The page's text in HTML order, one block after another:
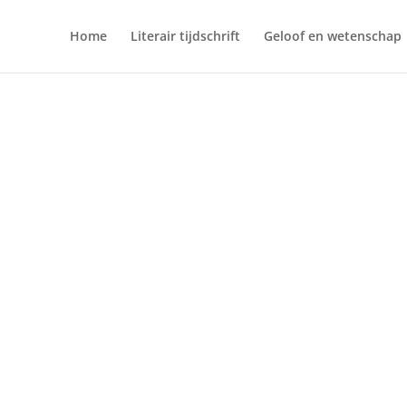
Home Literair tijdschrift Geloof en wetenschap